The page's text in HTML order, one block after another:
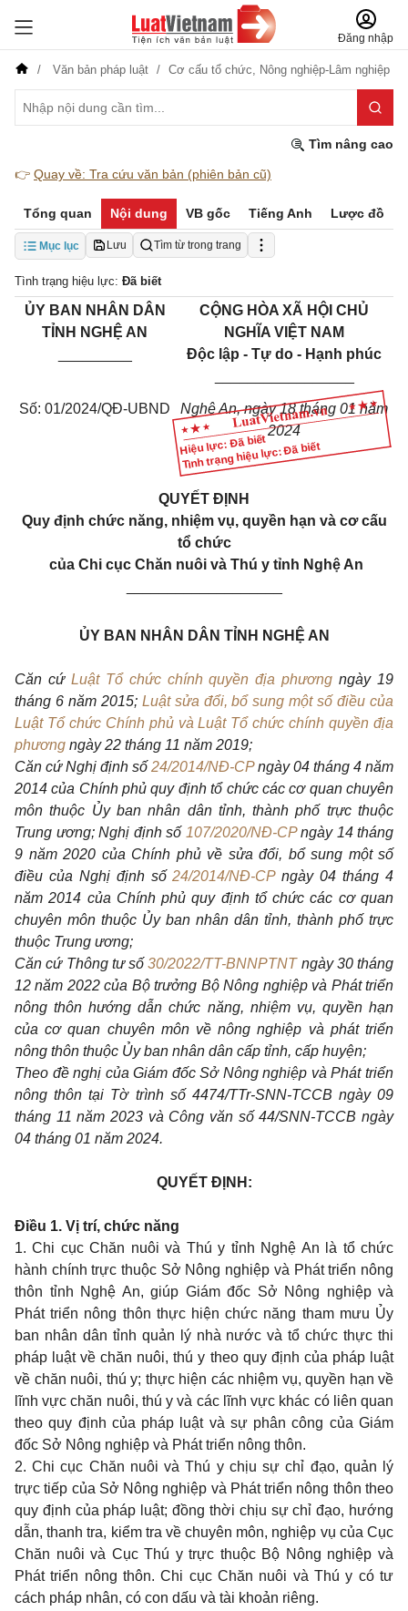
Đăng nhập
Văn bản pháp luật Cơ cấu tổ chức, Nông nghiệp-Lâm nghiệp
Tìm nâng cao
👉 Quay về: Tra cứu văn bản (phiên bản cũ)
Tổng quan Nội dung VB gốc Tiếng Anh Lược đồ
Mục lục Lưu Tìm từ trong trang
Tình trạng hiệu lực: Đã biết
Hiệu lực: Đã biết
Tình trạng hiệu lực: Đã biết
ỦY BAN NHÂN DÂN
TỈNH NGHỆ AN
CỘNG HÒA XÃ HỘI CHỦ
NGHĨA VIỆT NAM
Độc lập - Tự do - Hạnh phúc
Số: 01/2024/QĐ-UBND
Nghệ An, ngày 18 tháng 01 năm
2024
QUYẾT ĐỊNH
Quy định chức năng, nhiệm vụ, quyền hạn và cơ cấu
tổ chức
của Chi cục Chăn nuôi và Thú y tỉnh Nghệ An
ỦY BAN NHÂN DÂN TỈNH NGHỆ AN
Căn cứ Luật Tổ chức chính quyền địa phươngngày 19
tháng 6 năm 2015;Luật sửa đổi, bổ sung một số điều của
Luật Tổ chức Chính phủ và Luật Tổ chức chính quyền địa
phương ngày 22 tháng 11 năm 2019;
Căn cứ Nghị định số 24/2014/NĐ-CPngày 04 tháng 4 năm
2014 của Chính phủ quy định tổ chức các cơ quan chuyên
môn thuộc Ủy ban nhân dân tỉnh, thành phố trực thuộc
Trung ương; Nghị định số 107/2020/NĐ-CPngày 14 tháng
9 năm 2020 của Chính phủ về sửa đổi, bổ sung một số
điều của Nghị định số24/2014/NĐ-CPngày 04 tháng 4
năm 2014 của Chính phủ quy định tổ chức các cơ quan
chuyên môn thuộc Ủy ban nhân dân tỉnh, thành phố trực
thuộc Trung ương;
Căn cứ Thông tư số30/2022/TT-BNNPTNTngày 30 tháng
12 năm 2022 của Bộ trưởng Bộ Nông nghiệp và Phát triển
nông thôn hướng dẫn chức năng, nhiệm vụ, quyền hạn
của cơ quan chuyên môn về nông nghiệp và phát triển
nông thôn thuộc Ủy ban nhân dân cấp tỉnh, cấp huyện;
Theo đề nghị của Giám đốc Sở Nông nghiệp và Phát triển
nông thôn tại Tờ trình số 4474/TTr-SNN-TCCB ngày 09
tháng 11 năm 2023 và Công văn số 44/SNN-TCCB ngày
04 tháng 01 năm 2024.
QUYẾT ĐỊNH:
Điều 1. Vị trí, chức năng
1. Chi cục Chăn nuôi và Thú y tỉnh Nghệ An là tổ chức
hành chính trực thuộc Sở Nông nghiệp và Phát triển nông
thôn tỉnh Nghệ An, giúp Giám đốc Sở Nông nghiệp và
Phát triển nông thôn thực hiện chức năng tham mưu Ủy
ban nhân dân tỉnh quản lý nhà nước và tổ chức thực thi
pháp luật về chăn nuôi, thú y theo quy định của pháp luật
về chăn nuôi, thú y; thực hiện các nhiệm vụ, quyền hạn về
lĩnh vực chăn nuôi, thú y và các lĩnh vực khác có liên quan
theo quy định của pháp luật và sự phân công của Giám
đốc Sở Nông nghiệp và Phát triển nông thôn.
2. Chi cục Chăn nuôi và Thú y chịu sự chỉ đạo, quản lý
trực tiếp của Sở Nông nghiệp và Phát triển nông thôn theo
quy định của pháp luật; đồng thời chịu sự chỉ đạo, hướng
dẫn, thanh tra, kiểm tra về chuyên môn, nghiệp vụ của Cục
Chăn nuôi và Cục Thú y trực thuộc Bộ Nông nghiệp và
Phát triển nông thôn. Chi cục Chăn nuôi và Thú y có tư
cách pháp nhân, có con dấu và tài khoản riêng.